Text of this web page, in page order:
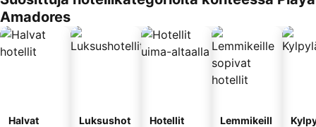
Amadores
Halvat
Luksushot
Hotellit
Lemmikeill